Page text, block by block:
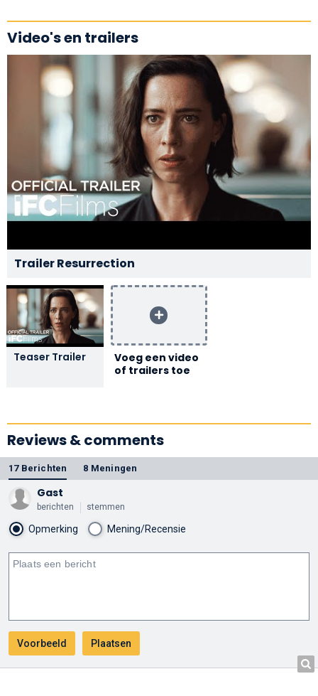
Video's en trailers
Trailer Resurrection
Teaser Trailer
Voeg een video
of trailers toe
Reviews & comments
17 Berichten 8 Meningen
Gast
berichten stemmen
Opmerking Mening/Recensie